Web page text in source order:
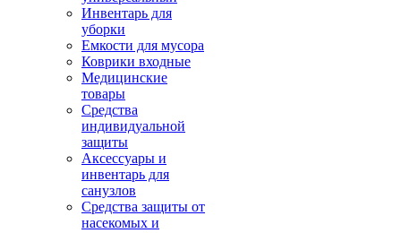
Инвентарь для
уборки
Емкости для мусора
Коврики входные
Медицинские
товары
Средства
индивидуальной
защиты
Аксессуары и
инвентарь для
санузлов
Средства защиты от
насекомых и